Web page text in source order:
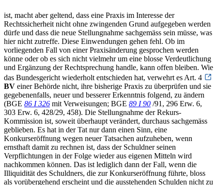
ist, macht aber geltend, dass eine Praxis im Interesse der
Rechtssicherheit nicht ohne zwingenden Grund aufgegeben werden
dürfe und dass die neue Stellungnahme sachgemäss sein müsse, was
hier nicht zutreffe. Diese Einwendungen gehen fehl. Ob im
vorliegenden Fall von einer Praxisänderung gesprochen werden
könne oder ob es sich nicht vielmehr um eine blosse Verdeutlichung
und Ergänzung der Rechtsprechung handle, kann offen bleiben. Wie
das Bundesgericht wiederholt entschieden hat, verwehrt es Art. 4
BV einer Behörde nicht, ihre bisherige Praxis zu überprüfen und sie
gegebenenfalls, neuer und besserer Erkenntnis folgend, zu ändern
(BGE 86 I 326 mit Verweisungen; BGE 89 I 90 /91, 296 Erw. 6,
303 Erw. 6, 428/29, 458). Die Stellungnahme der Rekurs-
Kommission ist, soweit überhaupt verändert, durchaus sachgemäss
geblieben. Es hat in der Tat nur dann einen Sinn, eine
Konkurseröffnung wegen neuer Tatsachen aufzuheben, wenn
ernsthaft damit zu rechnen ist, dass der Schuldner seinen
Verpflichtungen in der Folge wieder aus eigenen Mitteln wird
nachkommen können. Das ist lediglich dann der Fall, wenn die
Illiquidität des Schuldners, die zur Konkurseröffnung führte, bloss
als vorübergehend erscheint und die ausstehenden Schulden nicht zu